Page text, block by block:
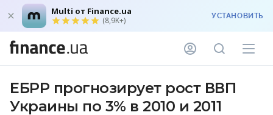
Multi от Finance.ua
(8,9K+) УСТАНОВИТЬ
ЕБРР прогнозирует рост ВВП
Украины по 3% в 2010 и 2011